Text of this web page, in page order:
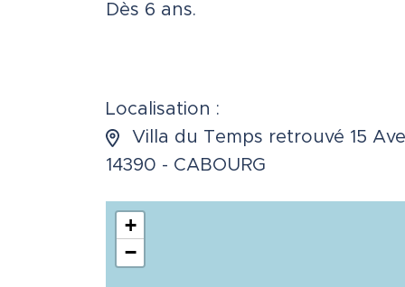
Dès 6 ans.
Localisation :
Villa du Temps retrouvé 15
14390 - CABOURG
+
−